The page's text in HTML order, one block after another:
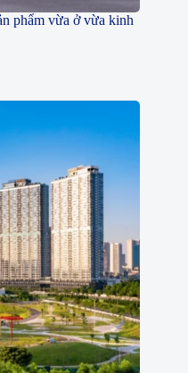
phẩm vừa ở vừa kinh